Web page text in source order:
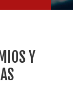
Y